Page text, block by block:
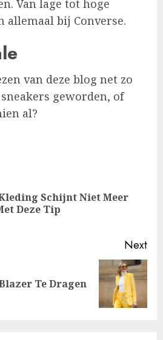
Van lage tot hoge
allemaal bij Converse.
van deze blog net zo
geworden, of
al?
Schijnt Niet Meer
Deze Tip
Next
Te Dragen